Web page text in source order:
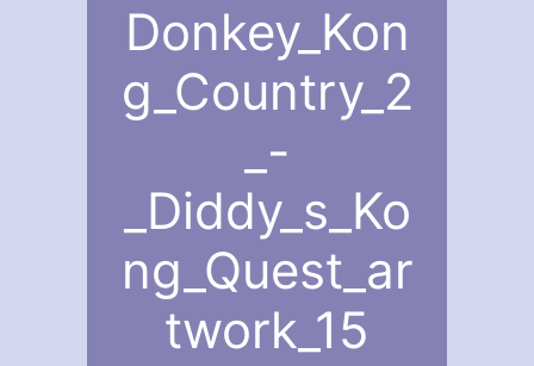
Donkey_Kon
g_Country_2
_-
_Diddy_s_Ko
ng_Quest_ar
twork_15